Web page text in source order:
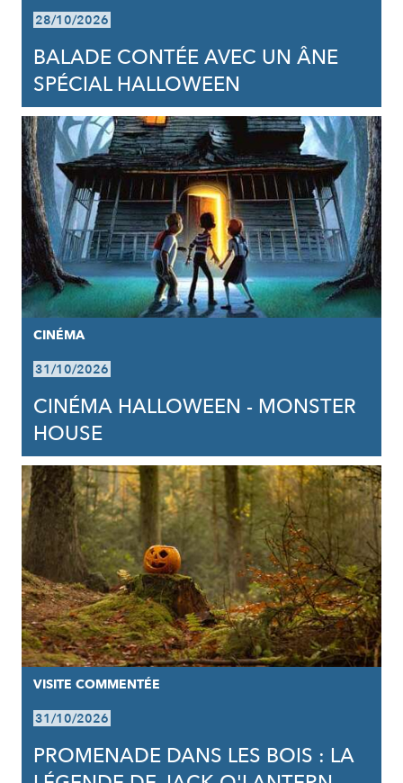
28/10/2026
BALADE CONTÉE AVEC UN ÂNE
SPÉCIAL HALLOWEEN
CINÉMA
31/10/2026
CINÉMA HALLOWEEN - MONSTER
HOUSE
VISITE COMMENTÉE
31/10/2026
PROMENADE DANS LES BOIS : LA